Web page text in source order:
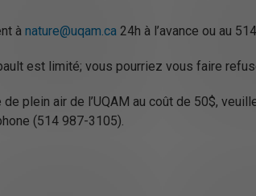
à nature@uqam.ca 24h à l’avance ou au
est limité; vous pourriez vous faire
plein air de l’UQAM au coût de 50$,
(514 987-3105).